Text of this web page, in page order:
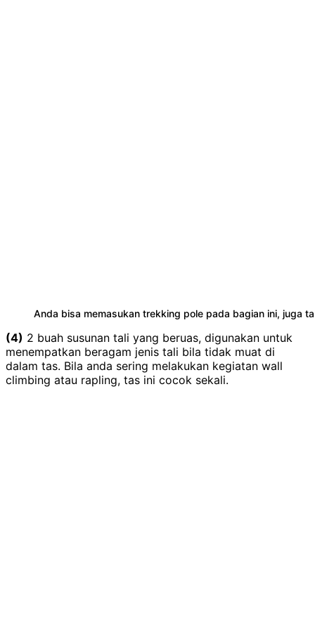
Anda bisa memasukan trekking pole pada bagian ini, juga
(4) 2 buah susunan tali yang beruas, digunakan untuk
menempatkan beragam jenis tali bila tidak muat di
dalam tas. Bila anda sering melakukan kegiatan wall
climbing atau rapling, tas ini cocok sekali.